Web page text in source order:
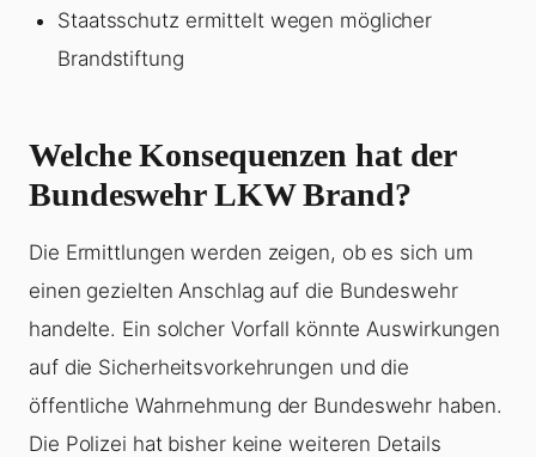
Staatsschutz ermittelt wegen möglicher
Brandstiftung
Welche Konsequenzen hat der
Bundeswehr LKW Brand?
Die Ermittlungen werden zeigen, ob es sich um
einen gezielten Anschlag auf die Bundeswehr
handelte. Ein solcher Vorfall könnte Auswirkungen
auf die Sicherheitsvorkehrungen und die
öffentliche Wahrnehmung der Bundeswehr haben.
Die Polizei hat bisher keine weiteren Details